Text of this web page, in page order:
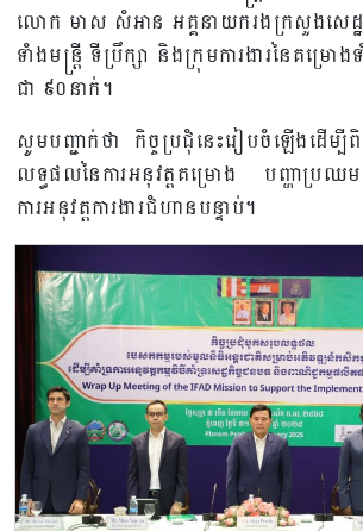
លោក មាស សំអាន អគ្គនាយករងក្រសួងសេដ្ឋ
ទាំងមន្រ្តី ទីប្រឹក្សា និងក្រុមការងារនៃគម្រ
ជា ៩០នាក់។
សូមបញ្ជាក់ថា កិច្ចប្រជុំនេះរៀបចំឡើងដើម្បី
លទ្ធផលនៃការអនុវត្តគម្រោង បញ្ហាប្រឈ
ការអនុវត្តការងារជំហានបន្ទាប់។